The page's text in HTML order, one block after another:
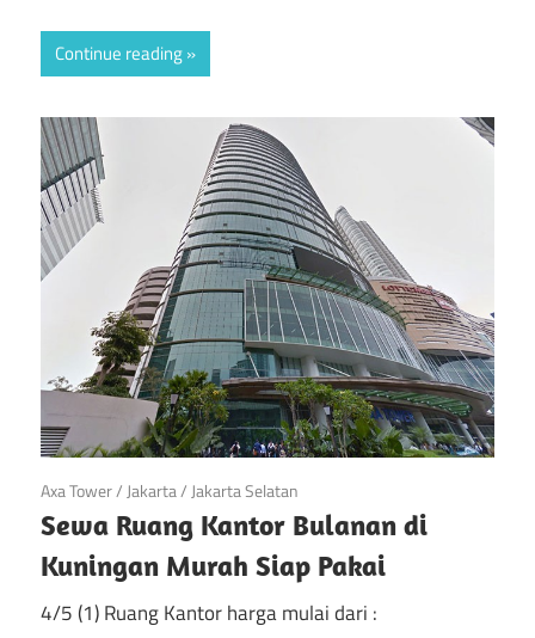
Continue reading
April 21, 2019
Axa Tower/ Jakarta/ Jakarta Selatan
Sewa Ruang Kantor Bulanan di
Kuningan Murah Siap Pakai
4/5 (1) Ruang Kantor harga mulai dari :